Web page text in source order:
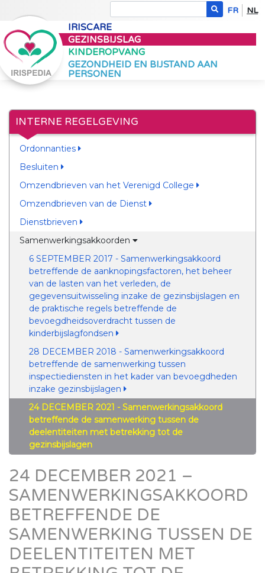
FR NL
IRISCARE
GEZINSBIJSLAG
KINDEROPVANG
GEZONDHEID EN BIJSTAND AAN
PERSONEN
INTERNE REGELGEVING
Ordonnanties
Besluiten
Omzendbrieven van het Verenigd College
Omzendbrieven van de Dienst
Dienstbrieven
Samenwerkingsakkoorden
6 SEPTEMBER 2017 - Samenwerkingsakkoord
betreffende de aanknopingsfactoren, het beheer
van de lasten van het verleden, de
gegevensuitwisseling inzake de gezinsbijslagen en
de praktische regels betreffende de
bevoegdheidsoverdracht tussen de
kinderbijslagfondsen
28 DECEMBER 2018 - Samenwerkingsakkoord
betreffende de samenwerking tussen
inspectiediensten in het kader van bevoegdheden
inzake gezinsbijslagen
24 DECEMBER 2021 - Samenwerkingsakkoord
betreffende de samenwerking tussen de
deelentiteiten met betrekking tot de
gezinsbijslagen
24 DECEMBER 2021 –
SAMENWERKINGSAKKOORD
BETREFFENDE DE
SAMENWERKING TUSSEN DE
DEELENTITEITEN MET